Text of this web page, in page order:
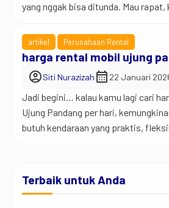
yang nggak bisa ditunda. Mau rapat,
semua agenda itu butuh transportasi
diandalkan. Karena alasan itu,
dan menggunakan jasa sewa mobil
[…]
artikel Perusahaan Rental
harga rental mobil ujung
account_circleSiti Nurazizah calendar_month 22 Januari
Jadi begini… kalau kamu lagi cari
Ujung Pandang per hari,
butuh kendaraan yang praktis,
harus mikir naik apa, sewa mobil
realistis sampai hari ini. Ujung […]
Terbaik untuk Anda